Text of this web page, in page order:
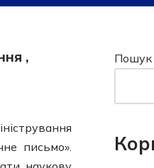
,
письмо».
Пошук